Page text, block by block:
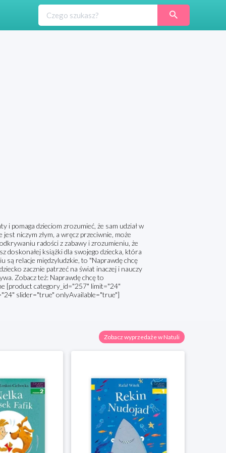
pomaga dzieciom zrozumieć, że sam udział w
niczym złym, a wręcz przeciwnie, może
radości z zabawy i zrozumieniu, że
doskonałej książki dla swojego dziecka, która
są relacje międzyludzkie, to "Naprawdę chcę
zacznie patrzeć na świat inaczej i nauczy
Zobacz też: Naprawdę chcę to
[product category_id="257" limit="24"
slider="true" onlyAvailable="true"]
Zobacz wyprzedaże w Natuli